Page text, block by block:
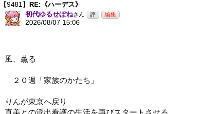
【9481】 RE:《ハーデス》
初代ゆるせぽねさん
2026/08/07 15:06
風、薫る
２０週「家族のかたち」
りんが東京へ戻り
直美との派出看護の生活を再びスタートさせる